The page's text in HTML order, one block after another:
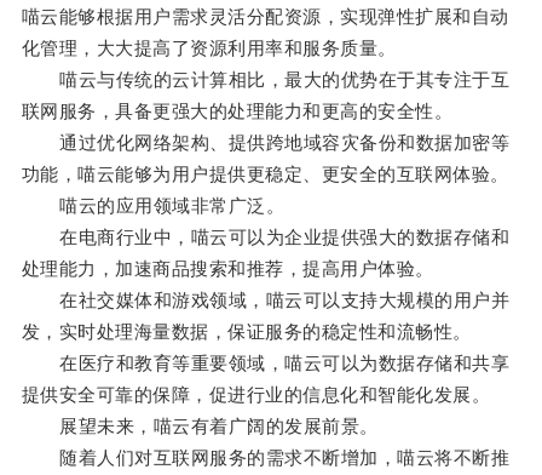
喵云能够根据用户需求灵活分配资源，实现弹性扩展和自动
化管理，大大提高了资源利用率和服务质量。
喵云与传统的云计算相比，最大的优势在于其专注于互
联网服务，具备更强大的处理能力和更高的安全性。
通过优化网络架构、提供跨地域容灾备份和数据加密等
功能，喵云能够为用户提供更稳定、更安全的互联网体验。
喵云的应用领域非常广泛。
在电商行业中，喵云可以为企业提供强大的数据存储和
处理能力，加速商品搜索和推荐，提高用户体验。
在社交媒体和游戏领域，喵云可以支持大规模的用户并
发，实时处理海量数据，保证服务的稳定性和流畅性。
在医疗和教育等重要领域，喵云可以为数据存储和共享
提供安全可靠的保障，促进行业的信息化和智能化发展。
展望未来，喵云有着广阔的发展前景。
随着人们对互联网服务的需求不断增加，喵云将不断推